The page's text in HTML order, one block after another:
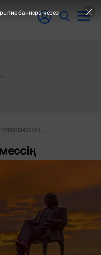
ЕМЕССІҢ...
баннера через